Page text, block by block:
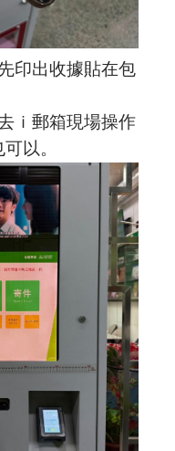
印出收據貼在包
ｉ郵箱現場操作
以。